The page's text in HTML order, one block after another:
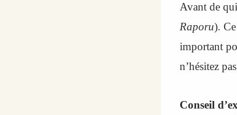
Avant de
Raporu).
important
n’hésitez
Conseil